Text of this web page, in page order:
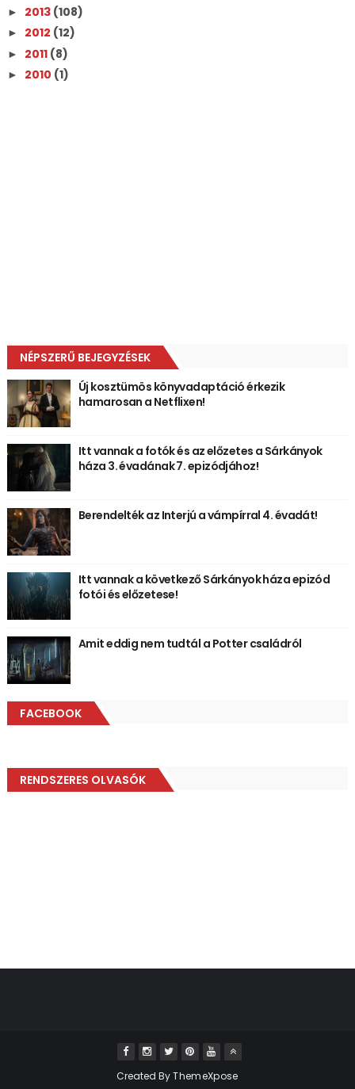
► 2013 (108)
► 2012 (12)
► 2011 (8)
► 2010 (1)
NÉPSZERŰ BEJEGYZÉSEK
Új kosztümös könyvadaptáció érkezik
hamarosan a Netflixen!
Itt vannak a fotók és az előzetes a Sárkányok
háza 3. évadának 7. epizódjához!
Berendelték az Interjú a vámpírral 4. évadát!
Itt vannak a következő Sárkányok háza epizód
fotói és előzetese!
Amit eddig nem tudtál a Potter családról
FACEBOOK
RENDSZERES OLVASÓK
Created ByThemeXpose